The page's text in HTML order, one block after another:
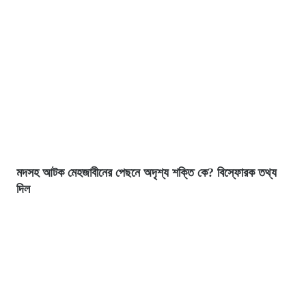
মদসহ আটক মেহজাবীনের পেছনে অদৃশ্য শক্তি কে? বিস্ফোরক তথ্য
দিল